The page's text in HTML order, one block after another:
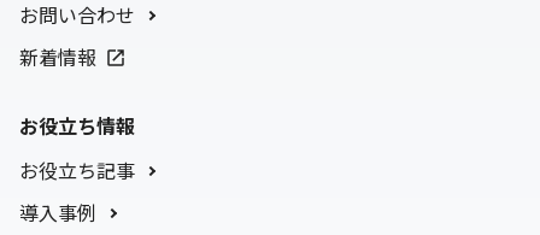
お問い合わせ
新着情報
お役立ち情報
お役立ち記事
導入事例